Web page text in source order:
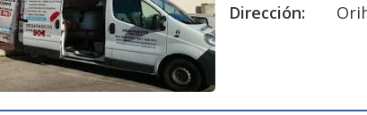
Dirección: